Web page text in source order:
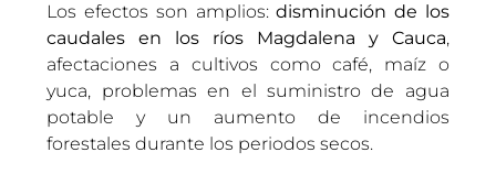
Los efectos son amplios:disminución de los
caudales en los ríos Magdalena y Cauca,
afectaciones a cultivos como café, maíz o
yuca, problemas en el suministro de agua
potable y un aumento de incendios
forestales durante los periodos secos.